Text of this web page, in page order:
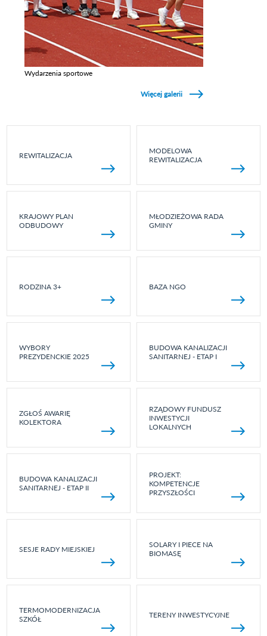
Wydarzenia sportowe
Więcej galerii
REWITALIZACJA
MODELOWA
REWITALIZACJA
KRAJOWY PLAN
ODBUDOWY
MŁODZIEŻOWA RADA
GMINY
RODZINA 3+ BAZA NGO
WYBORY
PREZYDENCKIE 2025
BUDOWA KANALIZACJI
SANITARNEJ - ETAP I
ZGŁOŚ AWARIĘ
KOLEKTORA
RZĄDOWY FUNDUSZ
INWESTYCJI
LOKALNYCH
BUDOWA KANALIZACJI
SANITARNEJ - ETAP II
PROJEKT:
KOMPETENCJE
PRZYSZŁOŚCI
SESJE RADY MIEJSKIEJ
SOLARY I PIECE NA
BIOMASĘ
TERMOMODERNIZACJA
SZKÓŁ
TERENY INWESTYCYJNE